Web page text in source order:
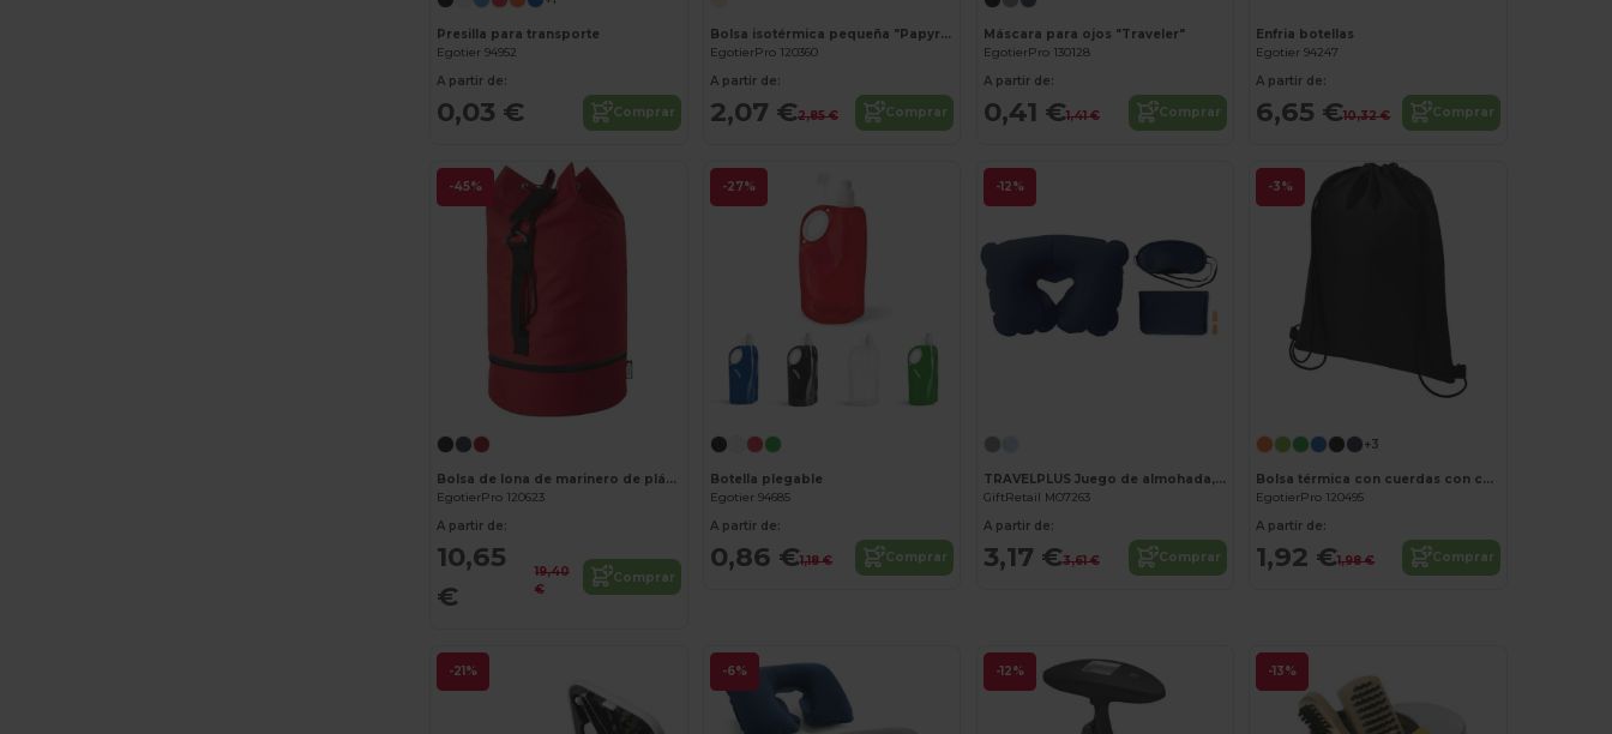
Presilla para transporte
Egotier 94952
A partir de:
0,03 € Comprar
Bolsa isotérmica pequeña "Papyrus"
EgotierPro 120360
A partir de:
2,07 €2,85 € Comprar
Máscara para ojos "Traveler"
EgotierPro 130128
A partir de:
0,41 €1,41 € Comprar
Enfria botellas
Egotier 94247
A partir de:
6,65 €10,32 € Comprar
-45%
Bolsa de lona de marinero de plástico reciclado 35L "Retrend"
EgotierPro 120623
A partir de:
10,65
€
19,40
€
Comprar
-27%
Botella plegable
Egotier 94685
A partir de:
0,86 €1,18 € Comprar
-12%
TRAVELPLUS Juego de almohada, antifaz, tapones
GiftRetail MO7263
A partir de:
3,17 €3,61 € Comprar
-3%
+3
Bolsa térmica con cuerdas con capacidad para 12 latas "Oriole"
EgotierPro 120495
A partir de:
1,92 €1,98 € Comprar
-21% -6% -12% -13%